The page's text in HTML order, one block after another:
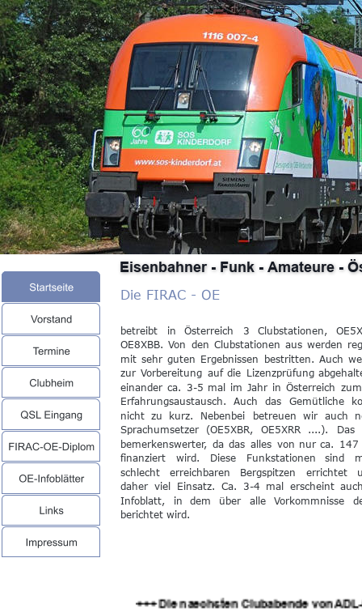
Eisenbahner - Funk - Amateure -
Die FIRAC - OE
betreibt in Österreich 3 Clubstationen,
OE8XBB. Von den Clubstationen aus werden
mit sehr guten Ergebnissen bestritten. Auch
zur Vorbereitung auf die Lizenzprüfung
einander ca. 3-5 mal im Jahr in Österreich zum
Erfahrungsaustausch.
Auch das Gemütliche
nicht zu kurz. Nebenbei betreuen wir auch
Sprachumsetzer
(OE5XBR, OE5XRR ....). Das
bemerkenswerter, da das alles von nur ca.
147
finanziert
wird. Diese Funkstationen sind
schlecht
erreichbaren Bergspitzen errichtet
daher viel Einsatz. Ca. 3-4 mal erscheint
Infoblatt,
in dem über alle Vorkommnisse
berichtet wird.
+++ Die naechsten Clubabende von